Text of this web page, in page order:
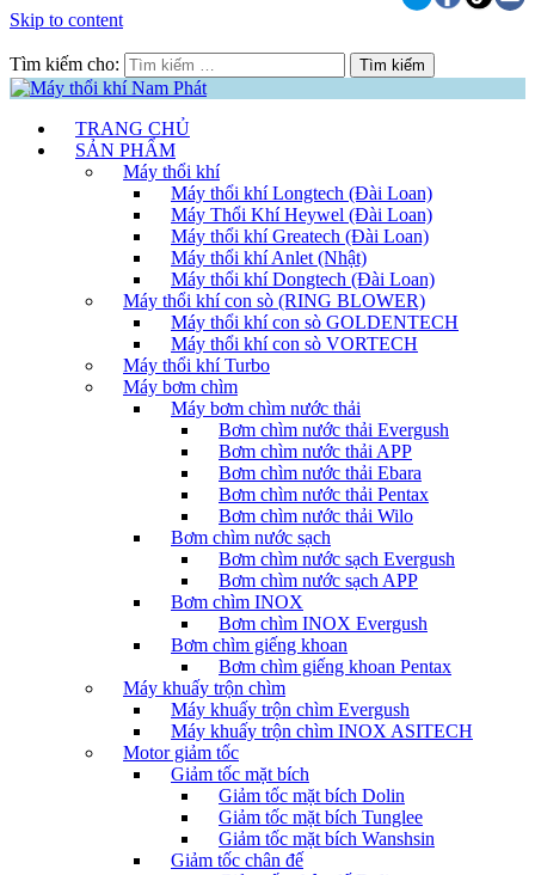
Skip to content
Tìm kiếm cho:
TRANG CHỦ
SẢN PHẨM
Máy thổi khí
Máy thổi khí Longtech (Đài Loan)
Máy Thổi Khí Heywel (Đài Loan)
Máy thổi khí Greatech (Đài Loan)
Máy thổi khí Anlet (Nhật)
Máy thổi khí Dongtech (Đài Loan)
Máy thổi khí con sò (RING BLOWER)
Máy thổi khí con sò GOLDENTECH
Máy thổi khí con sò VORTECH
Máy thổi khí Turbo
Máy bơm chìm
Máy bơm chìm nước thải
Bơm chìm nước thải Evergush
Bơm chìm nước thải APP
Bơm chìm nước thải Ebara
Bơm chìm nước thải Pentax
Bơm chìm nước thải Wilo
Bơm chìm nước sạch
Bơm chìm nước sạch Evergush
Bơm chìm nước sạch APP
Bơm chìm INOX
Bơm chìm INOX Evergush
Bơm chìm giếng khoan
Bơm chìm giếng khoan Pentax
Máy khuấy trộn chìm
Máy khuấy trộn chìm Evergush
Máy khuấy trộn chìm INOX ASITECH
Motor giảm tốc
Giảm tốc mặt bích
Giảm tốc mặt bích Dolin
Giảm tốc mặt bích Tunglee
Giảm tốc mặt bích Wanshsin
Giảm tốc chân đế